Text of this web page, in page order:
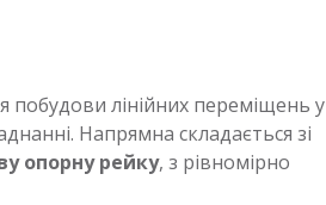
побудови лінійних переміщень у
Напрямна складається зі
опорну рейку, з рівномірно